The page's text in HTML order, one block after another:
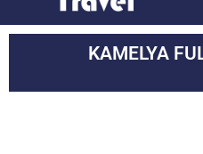
KAMELYA